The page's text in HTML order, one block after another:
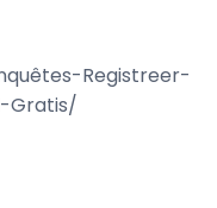
Registreer-
Gratis/